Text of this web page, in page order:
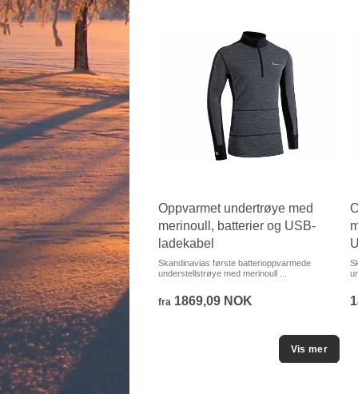
Oppvarmet undertrøye med
merinoull, batterier og USB-
ladekabel
Skandinavias første batterioppvarmede
understellstrøye med merinoull ...
fra 1869,09 NOK